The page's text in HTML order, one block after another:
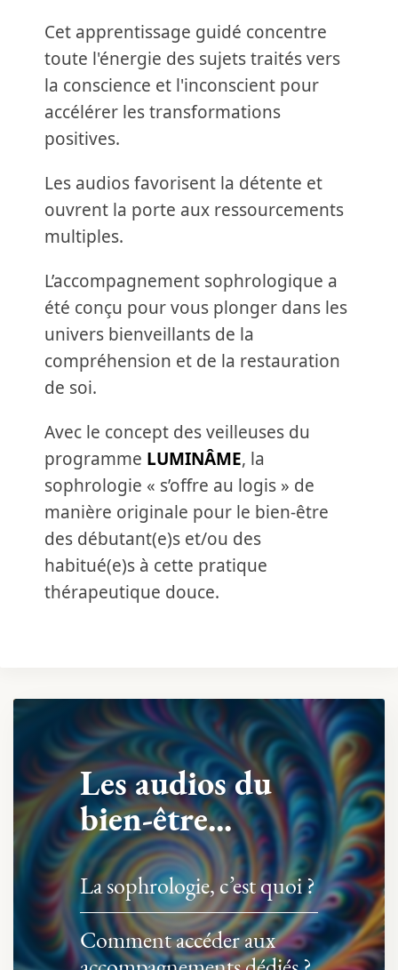
Cet apprentissage guidé concentre
toute l'énergie des sujets traités vers
la conscience et l'inconscient pour
accélérer les transformations
positives.
Les audios favorisent la détente et
ouvrent la porte aux ressourcements
multiples.
L’accompagnement sophrologique a
été conçu pour vous plonger dans les
univers bienveillants de la
compréhension et de la restauration
de soi.
Avec le concept des veilleuses du
programme LUMINÂME, la
sophrologie « s’offre au logis » de
manière originale pour le bien-être
des débutant(e)s et/ou des
habitué(e)s à cette pratique
thérapeutique douce.
Les audios du
bien-être...
La sophrologie, c’est quoi ?
Comment accéder aux